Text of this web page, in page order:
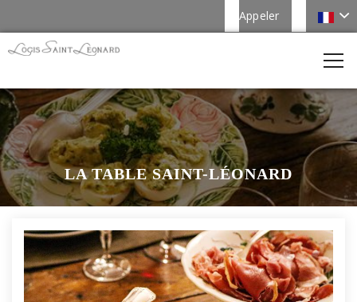
Appeler
LA TABLE SAINT-LÉONARD